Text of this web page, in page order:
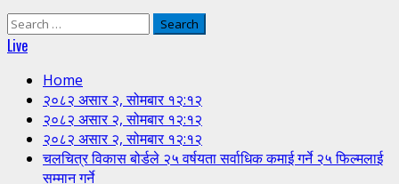
Search
for:
Live
Home
२०८२ असार २, सोमबार १२:१२
२०८२ असार २, सोमबार १२:१२
२०८२ असार २, सोमबार १२:१२
चलचित्र विकास बोर्डले २५ वर्षयता सर्वाधिक कमाई गर्ने २५ फिल्मलाई
सम्मान गर्ने